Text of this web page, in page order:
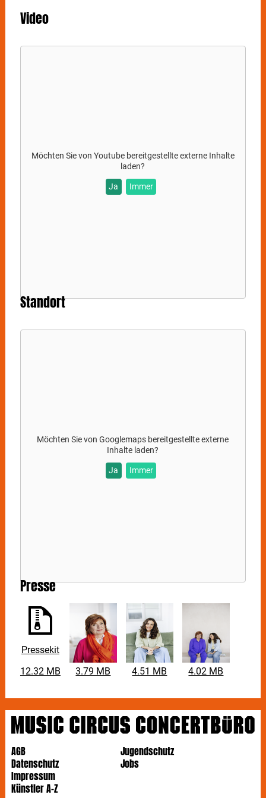
Video
Möchten Sie von Youtubebereitgestellte externe Inhalte
laden?
Ja Immer
Standort
Möchten Sie vonGooglemaps bereitgestellte externe
Inhalte laden?
Ja Immer
Presse
Pressekit
12.32 MB
3.79 MB 4.51 MB 4.02 MB
AGB
Datenschutz
Impressum
Jugendschutz
Jobs
Künstler A-Z